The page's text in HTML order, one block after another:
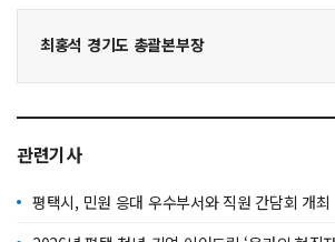
최홍석 경기도 총괄본부장
관련기사
평택시, 민원 응대 우수부서와 직원 간담회 개최